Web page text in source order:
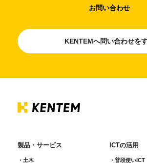
お問い合わせ
KENTEMへ問い合わせを
製品・サービス
土木
ICTの活用
普段使いICT